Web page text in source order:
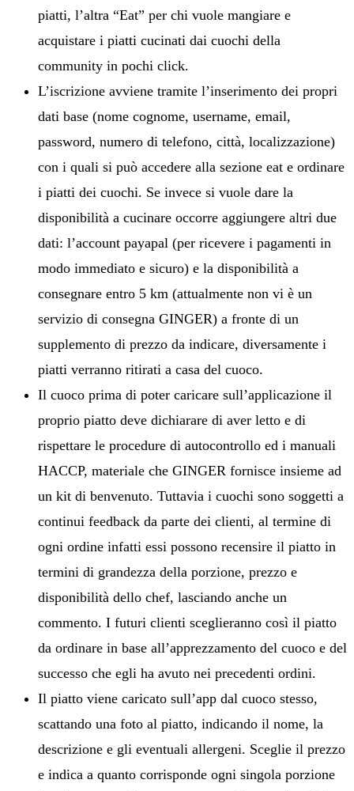
piatti, l’altra “Eat” per chi vuole mangiare e
acquistare i piatti cucinati dai cuochi della
community in pochi click.
L’iscrizione avviene tramite l’inserimento dei propri
dati base (nome cognome, username, email,
password, numero di telefono, città, localizzazione)
con i quali si può accedere alla sezione eat e ordinare
i piatti dei cuochi. Se invece si vuole dare la
disponibilità a cucinare occorre aggiungere altri due
dati: l’account payapal (per ricevere i pagamenti in
modo immediato e sicuro) e la disponibilità a
consegnare entro 5 km (attualmente non vi è un
servizio di consegna GINGER) a fronte di un
supplemento di prezzo da indicare, diversamente i
piatti verranno ritirati a casa del cuoco.
Il cuoco prima di poter caricare sull’applicazione il
proprio piatto deve dichiarare di aver letto e di
rispettare le procedure di autocontrollo ed i manuali
HACCP, materiale che GINGER fornisce insieme ad
un kit di benvenuto. Tuttavia i cuochi sono soggetti a
continui feedback da parte dei clienti, al termine di
ogni ordine infatti essi possono recensire il piatto in
termini di grandezza della porzione, prezzo e
disponibilità dello chef, lasciando anche un
commento. I futuri clienti sceglieranno così il piatto
da ordinare in base all’apprezzamento del cuoco e del
successo che egli ha avuto nei precedenti ordini.
Il piatto viene caricato sull’app dal cuoco stesso,
scattando una foto al piatto, indicando il nome, la
descrizione e gli eventuali allergeni. Sceglie il prezzo
e indica a quanto corrisponde ogni singola porzione